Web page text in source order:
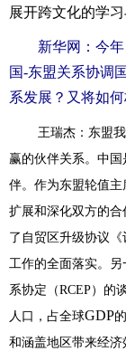
展开跨文化的学习
新华网：今年
国-东盟关系协调
系发展？又将如
王瑞杰： 东盟
赢的伙伴关系。中
伴。作为东盟轮值
扩展和深化双方的合
了自贸区升级协议
工作的全面落实。
系协定（RCEP）的
人口，占全球GDP
和涵盖地区带来经